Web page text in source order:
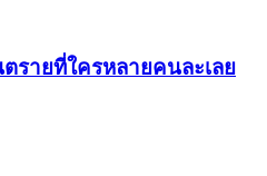
รายที่ใครหลายคนละเลย